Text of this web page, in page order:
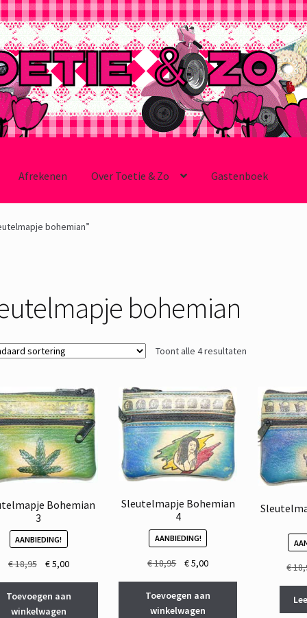
Afrekenen Over Toetie & Zo Gastenboek
bohemian”
bohemian
Toont alle 4 resultaten
Bohemian
3
AANBIEDING!
€18,95
Oorspronkelijke
was:
€ 18,95.
€5,00Huidige
is:
Toevoegen aan
winkelwagen
Sleutelmapje Bohemian
4
AANBIEDING!
€18,95
Oorspronkelijke
was:
€ 18,95.
€5,00Huidige
is:
Toevoegen aan
winkelwagen
€